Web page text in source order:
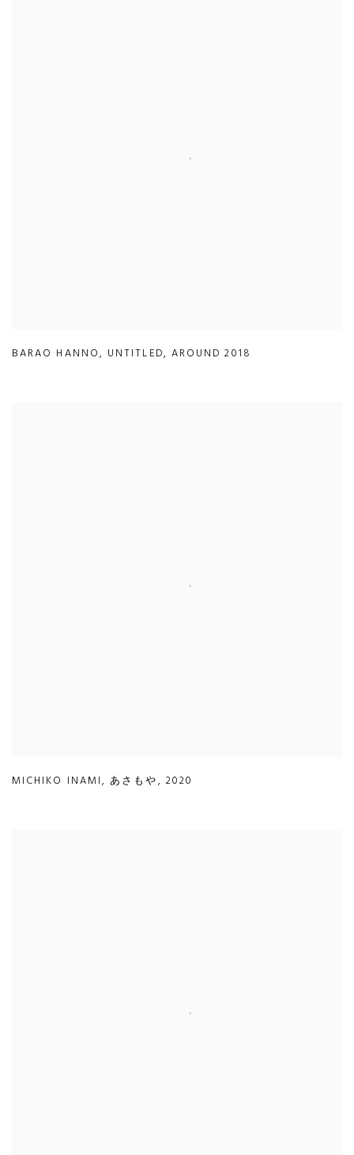
BARAO HANNO, UNTITLED, AROUND 2018
MICHIKO INAMI,あさもや, 2020